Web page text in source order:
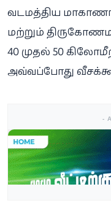
வடமத்திய
மற்றும்
40 முதல் 50
அவ்வப்போது
-